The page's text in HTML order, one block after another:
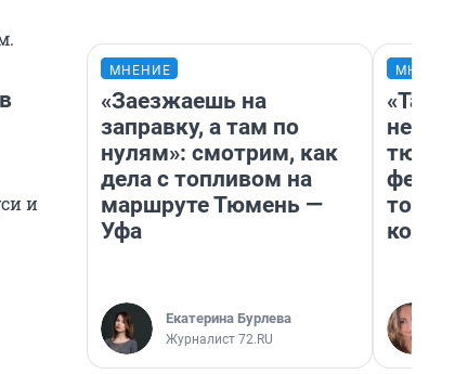
и
МНЕНИЕ
«Заезжаешь на
заправку, а там по
нулям»: смотрим, как
дела с топливом на
маршруте Тюмень —
Уфа
Екатерина Бурлева
Журналист 72.RU
не